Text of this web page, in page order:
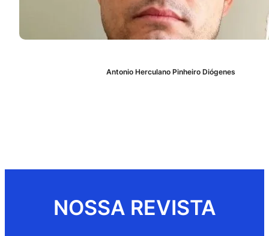
Antonio Herculano Pinheiro Diógenes
NOSSA REVISTA